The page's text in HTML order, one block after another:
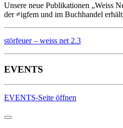
Unsere neue Publikationen „Weiss
der ≠igfem und im Buchhandel
störfeuer – weiss net 2.3
EVENTS
EVENTS-Seite öffnen